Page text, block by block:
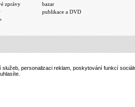
zprávy
bazar
publikace a DVD
personalizaci reklam, poskytování funkcí